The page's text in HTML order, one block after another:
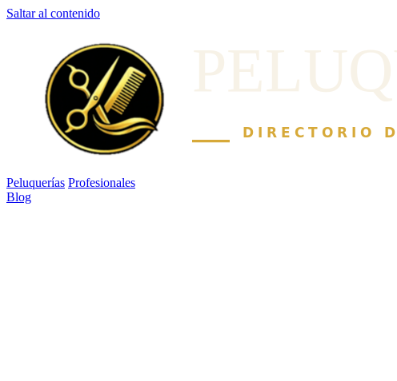
Saltar al contenido
Peluquerías Profesionales
Blog